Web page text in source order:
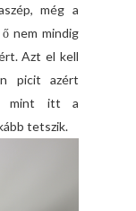
még a
nem mindig
Azt el kell
picit azért
mint itt a
tetszik.